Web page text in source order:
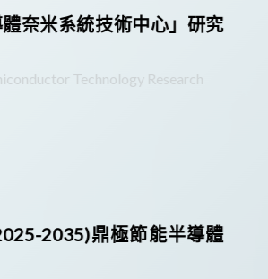
體奈米系統技術中心」研究
Technology Research
2035)鼎極節能半導體